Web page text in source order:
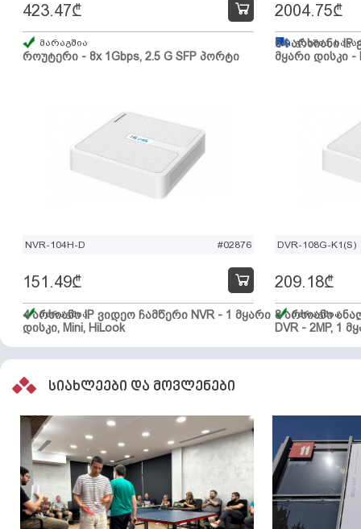
როუტერი - 8x 1Gbps, 2.5 G SFP პორტი
423.47₾
მარაგშია
64 არხიანი IP
მყარი დისკი -
2004.75₾
გზაშია,
NVR-104H-D #02876
4 არხიანი IP ვიდეო ჩამწერი NVR - 1 მყარი
დისკი, Mini, HiLook
151.49₾
მარაგშია
DVR-108G-K1(S)
8 არხიანი
DVR - 2MP, 1
209.18₾
მარაგშია
სიახლეები და მოვლენები